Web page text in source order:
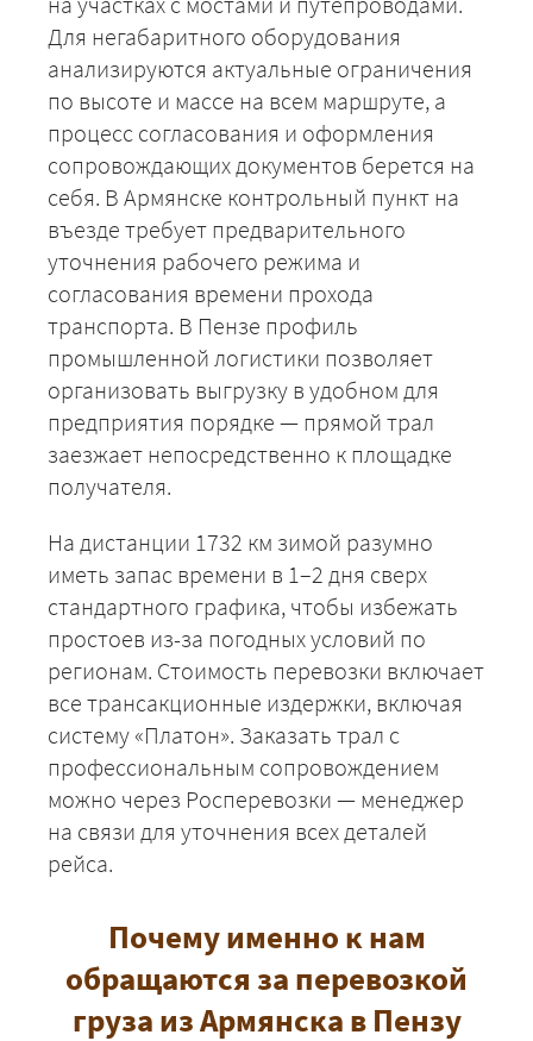
Для негабаритного оборудования
анализируются актуальные ограничения
по высоте и массе на всем маршруте, а
процесс согласования и оформления
сопровождающих документов берется на
себя. В Армянске контрольный пункт на
въезде требует предварительного
уточнения рабочего режима и
согласования времени прохода
транспорта. В Пензе профиль
промышленной логистики позволяет
организовать выгрузку в удобном для
предприятия порядке — прямой трал
заезжает непосредственно к площадке
получателя.
На дистанции 1732 км зимой разумно
иметь запас времени в 1–2 дня сверх
стандартного графика, чтобы избежать
простоев из-за погодных условий по
регионам. Стоимость перевозки включает
все трансакционные издержки, включая
систему «Платон». Заказать трал с
профессиональным сопровождением
можно через Росперевозки — менеджер
на связи для уточнения всех деталей
рейса.
Почему именно к нам
обращаются за перевозкой
груза из Армянска в Пензу
+7 (499) 520-05-23